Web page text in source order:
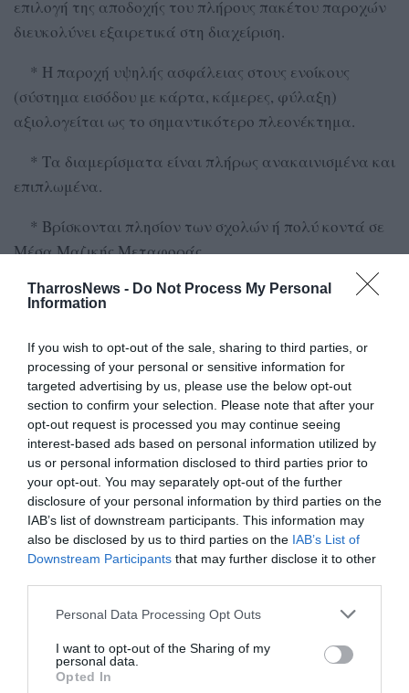
TharrosNews - Do Not Process My Personal
Information
If you wish to opt-out of the sale, sharing to third parties, or
processing of your personal or sensitive information for
targeted advertising by us, please use the below opt-out
section to confirm your selection. Please note that after your
opt-out request is processed you may continue seeing
interest-based ads based on personal information utilized by
us or personal information disclosed to third parties prior to
your opt-out. You may separately opt-out of the further
disclosure of your personal information by third parties on the
IAB’s list of downstream participants. This information may
also be disclosed by us to third parties on the IAB’s List of
Downstream Participants that may further disclose it to other
Personal Data Processing Opt Outs
I want to opt-out of the Sharing of my
personal data.
Opted In
επιλογή της αποδοχής του πλήρους πακέτου παροχών
διευκολύνει εξαιρετικά στη διαχείριση.
* Η παροχή υψηλής ασφάλειας στους ενοίκους
(σύστημα εισόδου με κάρτα, κάμερες, φύλαξη)
αξιολογείται ως το σημαντικότερο πλεονέκτημα.
* Τα διαμερίσματα είναι πλήρως ανακαινισμένα και
επιπλωμένα.
* Βρίσκονται πλησίον των σχολών ή πολύ κοντά σε
Μέσα Μαζικής Μεταφοράς.
* Υπάρχει, σε κάποιες περιπτώσεις, η δυνατότητα
* Το ποσοστό αυξημένου ενοικίου σε σχέση με τα
τυπικά φοιτητικά διαμερίσματα κυμαίνεται μεταξύ
20-40%, ανάλογα με την πόλη.
Μεσοπρόθεσμη τάση – πρόβλεψη
Η συνέχιση της ανόδου των μισθωτικών αξιών των
φοιτητικών διαμερισμάτων λόγω περιορισμένης
προσφοράς είναι δεδομένη, αποτελώντας από μόνη
της μια πολύ ενδιαφέρουσα εξέλιξη τόσο σε
πανευρωπαϊκό όσο και σε εγχώριο επίπεδο. Η έρευνα
μέσω αγγελιών που δημοσιεύθηκαν σε εφημερίδες και
στο διαδίκτυο, για έξι ενδεικτικές φοιτητικές πόλεις
στο διάστημα του Ιουνίου – Ιουλίου 2025. Η έρευνα